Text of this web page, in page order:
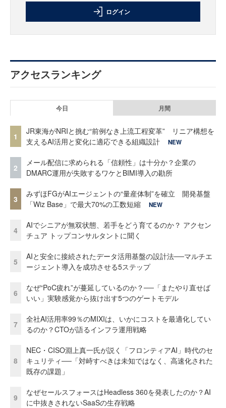
ログイン
アクセスランキング
今日 月間
1
JR東海がNRIと挑む“前例なき上流工程変革” リニア構想を
支えるAI活用と変化に適応できる組織設計
NEW
2
メール配信に求められる「信頼性」は十分か？企業の
DMARC運用が失敗するワケとBIMI導入の勘所
3
みずほFGがAIエージェントの“量産体制”を確立 開発基盤
「Wiz Base」で最大70%の工数短縮
NEW
4
AIでシニアが無双状態、若手をどう育てるのか？ アクセン
チュア トップコンサルタントに聞く
5
AIと安全に接続されたデータ活用基盤の設計法──マルチエ
ージェント導入を成功させる5ステップ
6
なぜ“PoC疲れ”が蔓延しているのか？──「またやり直せば
いい」実験感覚から抜け出す5つのゲートモデル
7
全社AI活用率99％のMIXIは、いかにコストを最適化してい
るのか？CTOが語るインフラ運用戦略
8
NEC・CISO淵上真一氏が説く「フロンティアAI」時代のセ
キュリティ──「対峙すべきは未知ではなく、高速化された
既存の課題」
9
なぜセールスフォースはHeadless 360を発表したのか？AI
に中抜きされないSaaSの生存戦略